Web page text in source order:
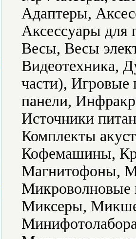
Адаптеры,
Аксессуары для
Весы, Весы
Видеотехника,
части), Игровые
панели,
Источники
Комплекты
Кофемашины,
Магнитофоны,
Миксеры,